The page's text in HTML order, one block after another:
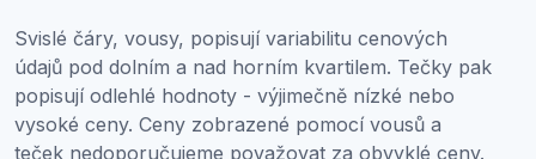
Svislé čáry, vousy, popisují variabilitu cenových
údajů pod dolním a nad horním kvartilem. Tečky pak
popisují odlehlé hodnoty - výjimečně nízké nebo
vysoké ceny. Ceny zobrazené pomocí vousů a
teček nedoporučujeme považovat za obvyklé ceny.